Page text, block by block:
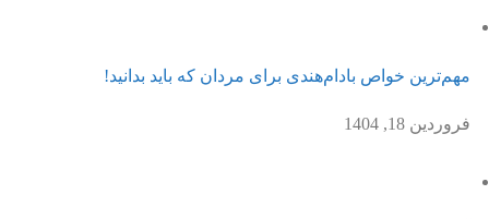
مهم‌ترین خواص بادام‌هندی برای مردان که باید بدانید!
فروردین 18, 1404